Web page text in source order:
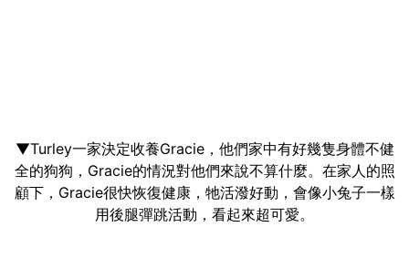
▼Turley一家決定收養Gracie，他們家中有好幾隻身體不健
全的狗狗，Gracie的情況對他們來說不算什麼。在家人的照
顧下，Gracie很快恢復健康，牠活潑好動，會像小兔子一樣
用後腿彈跳活動，看起來超可愛。